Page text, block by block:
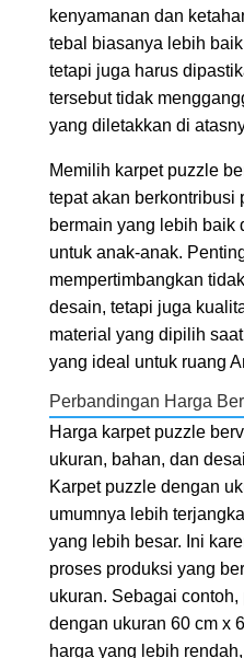
kenyamanan dan
tebal biasanya lebih
tetapi juga harus
tersebut tidak
yang diletakkan di
Memilih karpet puzzle
tepat akan berkontribusi
bermain yang lebih baik
untuk anak-anak.
mempertimbangkan
desain, tetapi juga
material yang dipilih
yang ideal untuk ruang
Perbandingan Harga
Harga karpet puzzle
ukuran, bahan, dan
Karpet puzzle dengan
umumnya lebih
yang lebih besar. Ini
proses produksi yang
ukuran. Sebagai
dengan ukuran 60 cm x
harga yang lebih